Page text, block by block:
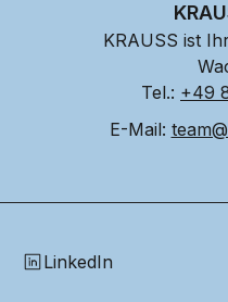
KRAUSS ist
Tel.: +49
E-Mail:
LinkedIn